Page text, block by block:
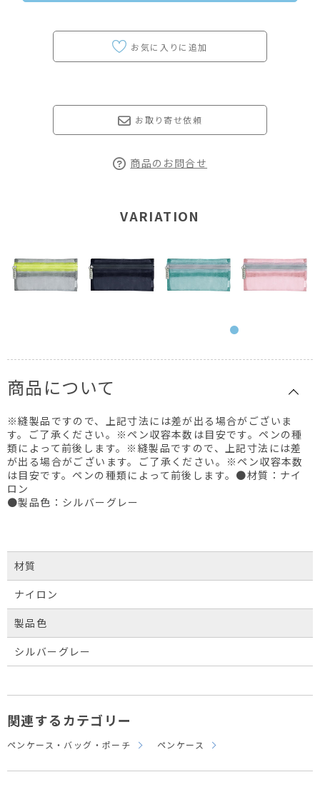
お取り寄せ依頼
商品のお問合せ
VARIATION
商品について
※縫製品ですので、上記寸法には差が出る場合がございま
す。ご了承ください。※ペン収容本数は目安です。ペンの種
類によって前後します。※縫製品ですので、上記寸法には差
が出る場合がございます。ご了承ください。※ペン収容本数
は目安です。ペンの種類によって前後します。●材質：ナイ
ロン
●製品色：シルバーグレー
材質
ナイロン
製品色
シルバーグレー
関連するカテゴリー
ペンケース・バッグ・ポーチ ペンケース